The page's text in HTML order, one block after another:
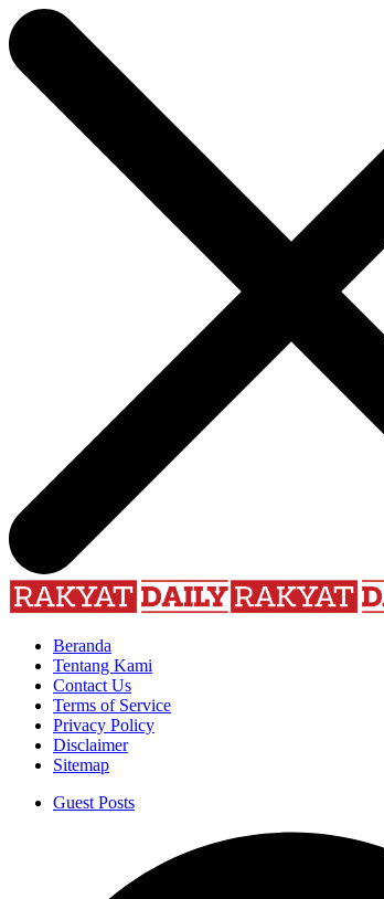
Beranda
Tentang Kami
Contact Us
Terms of Service
Privacy Policy
Disclaimer
Sitemap
Guest Posts